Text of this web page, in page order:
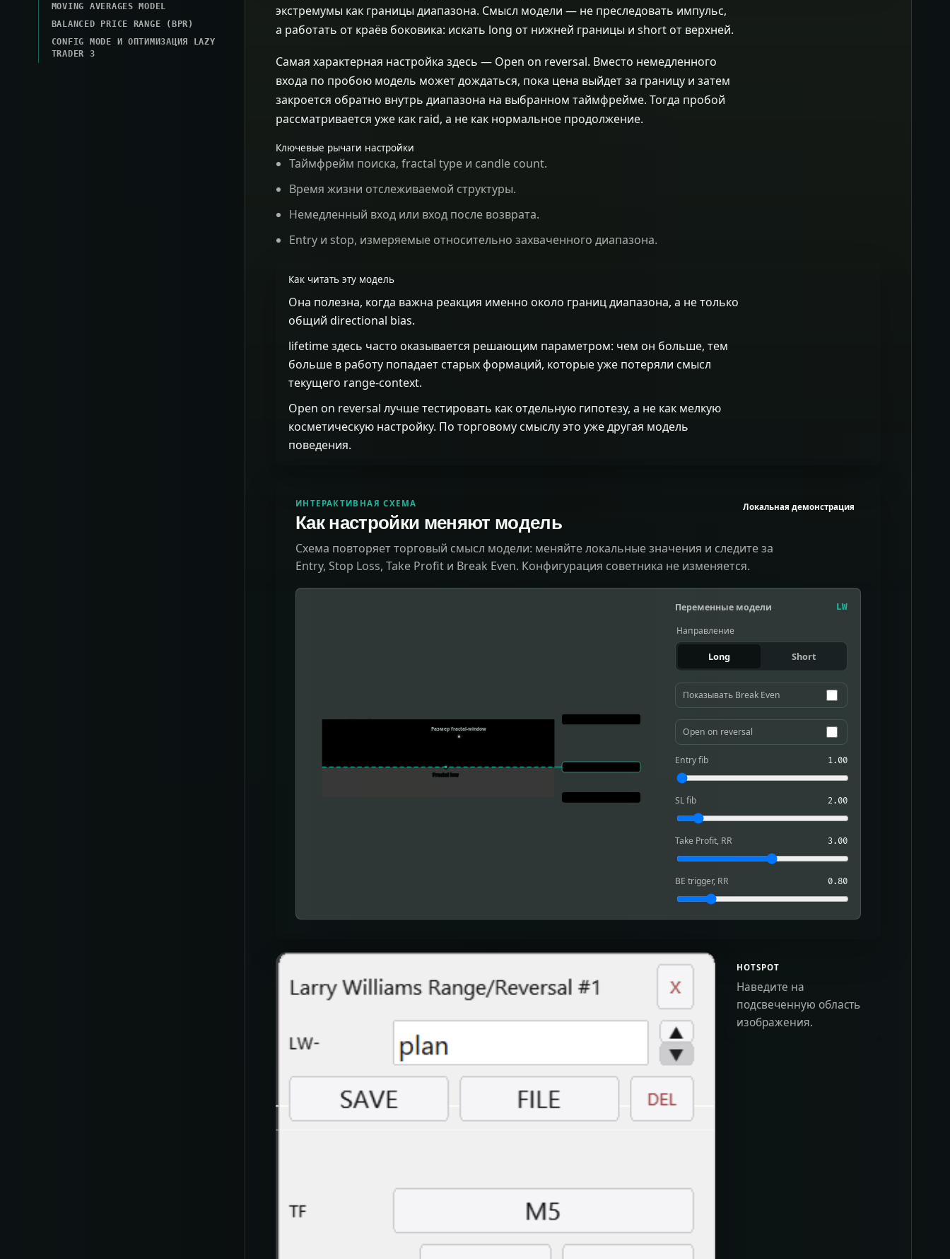
MOVING AVERAGES MODEL
BALANCED PRICE RANGE (BPR)
CONFIG MODE И ОПТИМИЗАЦИЯ LAZY
TRADER 3
экстремумы как границы диапазона. Смысл модели — не преследовать импульс,
а работать от краёв боковика: искать long от нижней границы и short от верхней.
Самая характерная настройка здесь — Open on reversal. Вместо немедленного
входа по пробою модель может дождаться, пока цена выйдет за границу и затем
закроется обратно внутрь диапазона на выбранном таймфрейме. Тогда пробой
рассматривается уже как raid, а не как нормальное продолжение.
Ключевые рычаги настройки
Таймфрейм поиска, fractal type и candle count.
Время жизни отслеживаемой структуры.
Немедленный вход или вход после возврата.
Entry и stop, измеряемые относительно захваченного диапазона.
Как читать эту модель
Она полезна, когда важна реакция именно около границ диапазона, а не только
общий directional bias.
lifetime здесь часто оказывается решающим параметром: чем он больше, тем
больше в работу попадает старых формаций, которые уже потеряли смысл
текущего range-context.
Open on reversal лучше тестировать как отдельную гипотезу, а не как мелкую
косметическую настройку. По торговому смыслу это уже другая модель
поведения.
ИНТЕРАКТИВНАЯ СХЕМА
Как настройки меняют модель
Локальная демонстрация
Схема повторяет торговый смысл модели: меняйте локальные значения и следите за
Entry, Stop Loss, Take Profit и Break Even. Конфигурация советника не изменяется.
Fractal low
Размер fractal-window
Переменные модели LW
Направление
Long Short
Показывать Break Even
Open on reversal
Entry fib 1.00
SL fib 2.00
Take Profit, RR 3.00
BE trigger, RR 0.80
HOTSPOT
Наведите на
подсвеченную область
изображения.